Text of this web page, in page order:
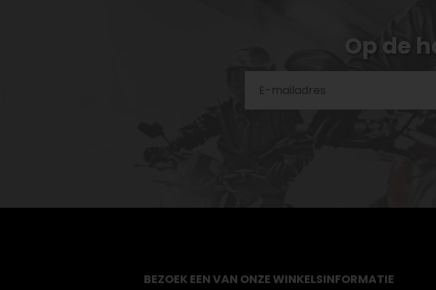
Op de
BEZOEK EEN VAN ONZE WINKELSINFORMATIE